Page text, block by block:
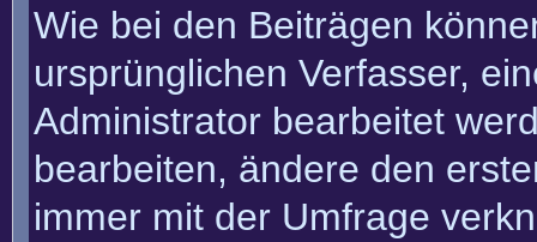
Wie bei den Beiträgen
ursprünglichen Verfasser,
Administrator bearbeitet
bearbeiten, ändere den
immer mit der Umfrage